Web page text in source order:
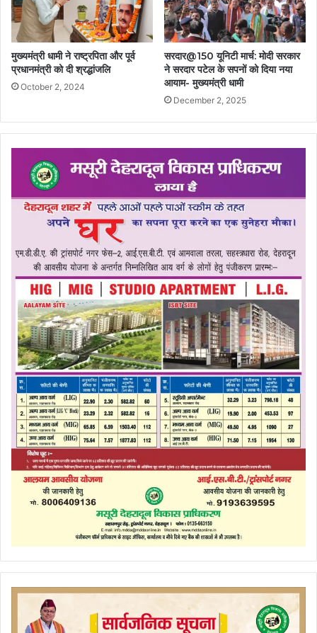
मुख्यमंत्री धामी ने राष्ट्रपिता और पूर्व
प्रधानमंत्री को दी श्रद्धांजलि
October 2, 2024
सरदार@150 यूनिटी मार्च: मोदी सरकार
ने सरदार पटेल के सपनों को दिया नया
आयाम- मुख्यमंत्री धामी
December 2, 2025